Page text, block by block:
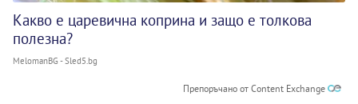
Какво е царевична коприна и защо е толкова
полезна?
MelomanBG - Sled5.bg
Препоръчано от Content Exchange